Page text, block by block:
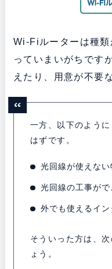
Wi-Fiルーターは種類
っていまいがちです
えたり、用意が不要
一方、以下のよう
はずです。
光回線が使えな
光回線の工事が
外でも使えるイ
そういった方は、
ょう。